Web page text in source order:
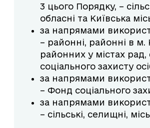
3 цього Порядку, –
обласні та Київська
за напрямами
– районні, районні в м.
районних у містах рад,
соціального захисту
за напрямами
– Фонд соціального
за напрямами
– сільські, селищні,